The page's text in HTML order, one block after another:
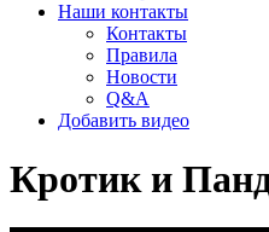
Наши контакты
Контакты
Правила
Новости
Q&A
Добавить видео
Кротик и